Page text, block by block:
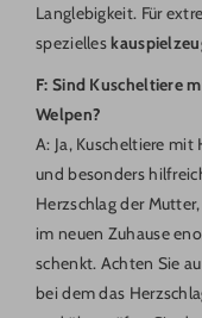
Langlebigkeit. Für
spezielles
F: Sind Kuscheltiere
Welpen?
A: Ja, Kuscheltiere mit
und besonders
Herzschlag der
im neuen Zuhause
schenkt. Achten Sie
bei dem das